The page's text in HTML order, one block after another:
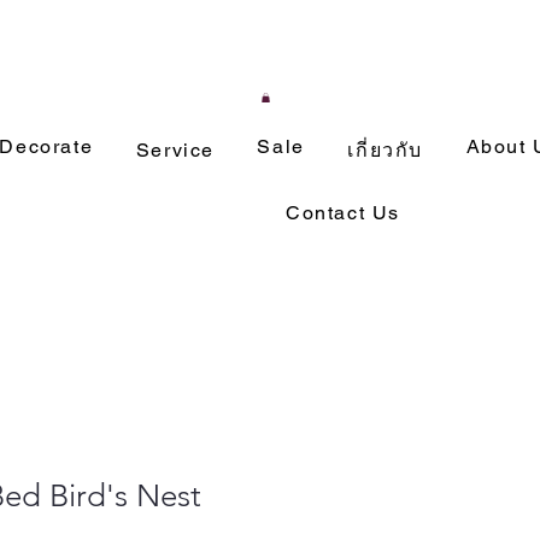
Decorate Service Sale เกี่ยวกับ About
Contact Us
Bird's Nest